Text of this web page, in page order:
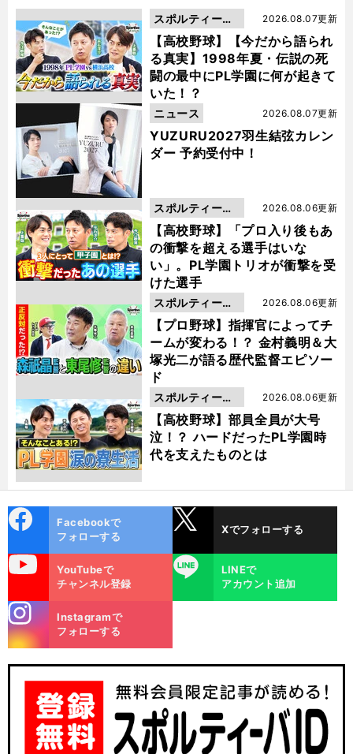
【高校野球】【今だから語られ
る真実】1998年夏・伝説の死
闘の最中にPL学園に何が起きて
いた！？
2026.08.07更新
スポルティーバ
動画
YUZURU2027羽生結弦カレン
ダー 予約受付中！
2026.08.07更新
ニュース
【高校野球】「プロ入り後もあ
の衝撃を超える選手はいな
い」。PL学園トリオが衝撃を受
けた選手
2026.08.06更新
スポルティーバ
動画
【プロ野球】指揮官によってチ
ームが変わる！？ 金村義明＆大
塚光二が語る歴代監督エピソー
ド
2026.08.06更新
スポルティーバ
動画
【高校野球】部員全員が大号
泣！？ ハードだったPL学園時
代を支えたものとは
2026.08.06更新
スポルティーバ
動画
ok
Facebookで
フォローする
Xでフォローする
YouTubeで
チャンネル登録
LINE
LINEで
アカウント追加
m
Instagramで
フォローする